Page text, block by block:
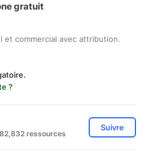
gratuit
et commercial avec attribution.
?
ressources
Suivre